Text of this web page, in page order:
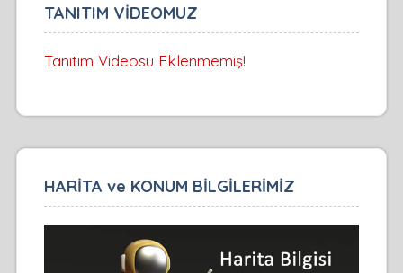
TANITIM VİDEOMUZ
Tanıtım Videosu Eklenmemiş!
HARİTA ve KONUM BİLGİLERİMİZ